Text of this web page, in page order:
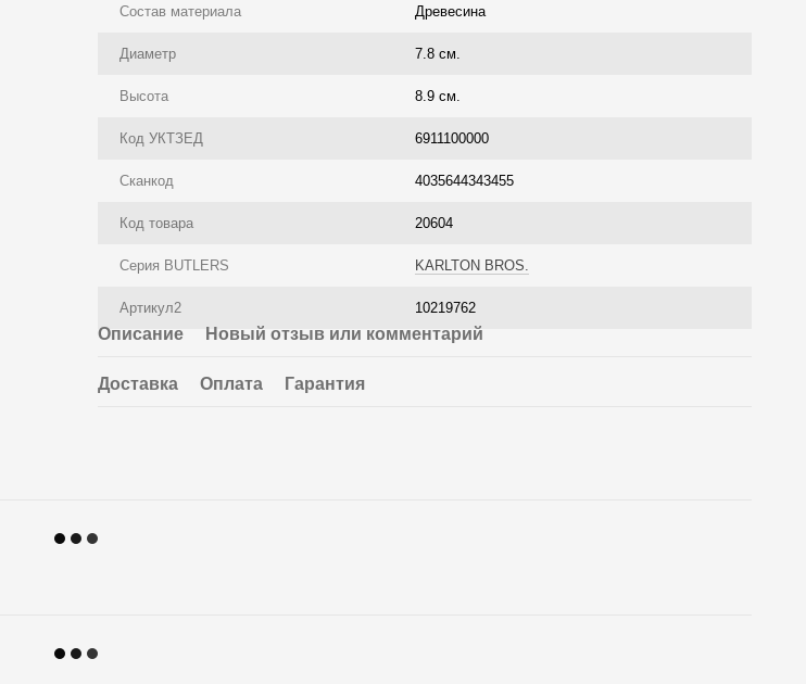
Состав материала Древесина
Диаметр 7.8 см.
Высота 8.9 см.
Код УКТЗЕД 6911100000
Сканкод 4035644343455
Код товара 20604
Серия BUTLERS KARLTON BROS.
Артикул2 10219762
Описание Новый отзыв или комментарий
Доставка Оплата Гарантия